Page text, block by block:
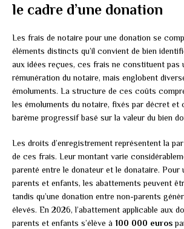
le cadre d’une donation
Les frais de notaire pour une donation se
éléments distincts qu’il convient de bien
aux idées reçues, ces frais ne constituent pas
rémunération du notaire, mais englobent
émoluments. La structure de ces coûts
les émoluments du notaire, fixés par décret et
barème progressif basé sur la valeur du bien
Les droits d’enregistrement représentent la
de ces frais. Leur montant varie
parenté entre le donateur et le donataire. Pour
parents et enfants, les abattements peuvent
tandis qu’une donation entre non-parents
élevés. En 2026, l’abattement applicable aux
parents et enfants s’élève à 100 000 euros